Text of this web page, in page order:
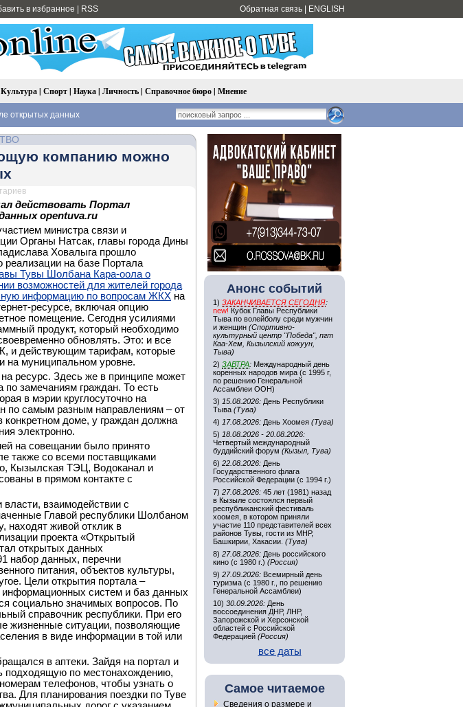
в избранное RSS Обратная связь ENGLISH
Культура| Спорт| Наука| Личность| Справочное бюро| Мнение
открытых данных
компанию можно
действовать Портал
opentuva.ru
министра связи и
Органы Натсак, главы города Дины
Ховалыга прошло
реализации на базе Портала
Тувы Шолбана Кара-оола о
возможностей для жителей города
информацию по вопросам ЖКХ на
ресурсе, включая опцию
помещение. Сегодня усилиями
продукт, который необходимо
обновлять. Это: и все
и действующим тарифам, которые
на муниципальном уровне.
ресурс. Здесь же в принципе может
по замечаниям граждан. То есть
в мэрии круглосуточно на
по самым разным направлениям – от
конкретном доме, у граждан должна
электронно.
на совещании было принято
также со всеми поставщиками
Кызылская ТЭЦ, Водоканал и
в прямом контакте с
взаимодействии с
Главой республики Шолбаном
находят живой отклик в
проекта «Открытый
открытых данных
набор данных, перечни
питания, объектов культуры,
Цели открытия портала –
систем и баз данных
социально значимых вопросов. По
справочник республики. При его
жизненные ситуации, позволяющие
в виде информации в той или
в аптеки. Зайдя на портал и
подходящую по местонахождению,
телефонов, чтобы узнать о
Для планирования поездки по Туве
Анонс событий
1) ЗАКАНЧИВАЕТСЯ СЕГОДНЯ:
new! Кубок Главы Республики
Тыва по волейболу среди мужчин
и женщин (Спортивно-
культурный центр "Победа", пгт
Каа-Хем, Кызылский кожуун,
Тыва)
2) ЗАВТРА: Международный день
коренных народов мира (с 1995 г,
по решению Генеральной
Ассамблеи ООН)
3) 15.08.2026: День Республики
Тыва (Тува)
4) 17.08.2026: День Хоомея (Тува)
5) 18.08.2026 - 20.08.2026:
Четвертый международный
буддийский форум (Кызыл, Тува)
6) 22.08.2026: День
Государственного флага
Российской Федерации (с 1994 г.)
7) 27.08.2026: 45 лет (1981) назад
в Кызыле состоялся первый
республиканский фестиваль
хоомея, в котором приняли
участие 110 представителей всех
районов Тувы, гости из МНР,
Башкирии, Хакасии. (Тува)
8) 27.08.2026: День российского
кино (с 1980 г.) (Россия)
9) 27.09.2026: Всемирный день
туризма (с 1980 г., по решению
Генеральной Ассамблеи)
10) 30.09.2026: День
воссоединения ДНР, ЛНР,
Запорожской и Херсонской
областей с Российской
Федерацией (Россия)
все даты
Самое читаемое
Сведения о размере и